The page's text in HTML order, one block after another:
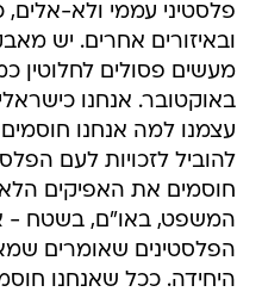
פלסטיני עממי ולא-
ובאיזורים אחרים. יש
מעשים פסולים לחלוטין
באוקטובר. אנחנו
עצמנו למה אנחנו
להוביל לזכויות לעם
חוסמים את האפיקים
המשפט, באו"ם, בשטח -
הפלסטינים שאומרים
היחידה. ככל שאנחנו